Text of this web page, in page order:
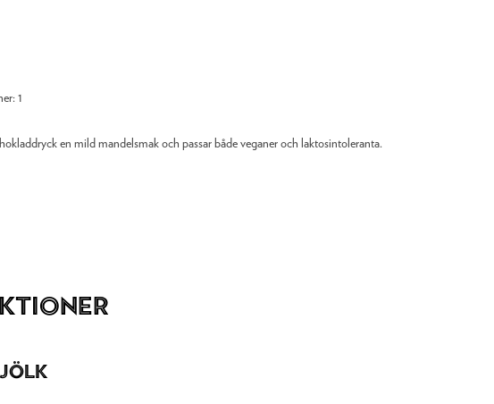
1
en mild mandelsmak och passar både veganer och laktosintoleranta.